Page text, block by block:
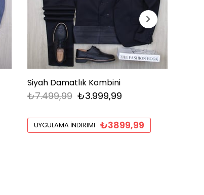
Siyah Damatlık Kombini
₺3.999,99
₺7.499,99
UYGULAMA İNDIRIMI ₺3899,99